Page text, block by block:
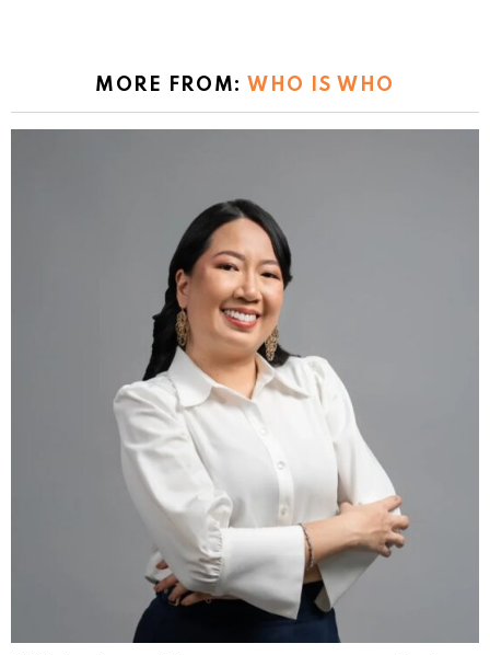
MORE FROM: WHO IS WHO